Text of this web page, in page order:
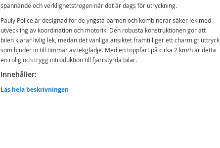
spännande och verklighetstrogen när det är dags för utryckning.
Pauly Police är designad för de yngsta barnen och kombinerar säker lek med
utveckling av koordination och motorik. Den robusta konstruktionen gör att
bilen klarar livlig lek, medan det vänliga ansiktet framtill ger ett charmigt uttryck
som bjuder in till timmar av lekglädje. Med en toppfart på cirka 2 km/h är detta
en rolig och trygg introduktion till fjärrstyrda bilar.
Innehåller:
Pauly Police Lamborghini-polibil
Läs hela beskrivningen